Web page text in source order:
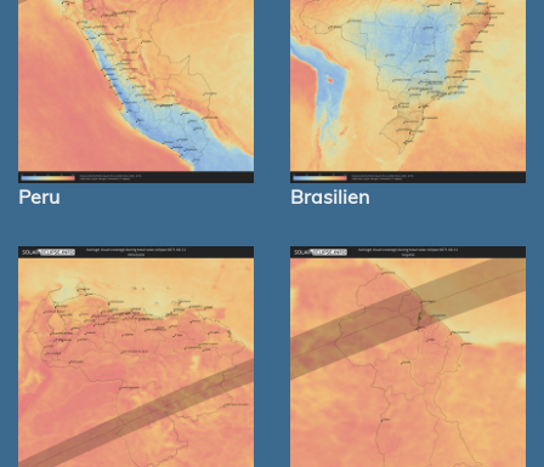
Peru Brasilien